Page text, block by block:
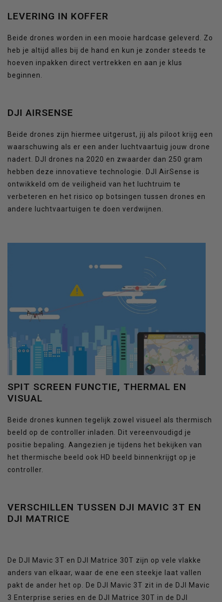
LEVERING IN KOFFER
Beide drones worden in een mooie hardcase geleverd. Zo
heb je altijd alles bij de hand en kun je zonder steeds te
hoeven inpakken direct vertrekken en aan je klus
beginnen.
DJI AIRSENSE
Beide drones zijn hiermee uitgerust, jij als piloot krijg een
waarschuwing als er een ander luchtvaartuig jouw drone
nadert. DJI drones na 2020 en zwaarder dan 250 gram
hebben deze innovatieve technologie. DJI AirSense is
ontwikkeld om de veiligheid van het luchtruim te
verbeteren en het risico op botsingen tussen drones en
andere luchtvaartuigen te doen verdwijnen.
SPIT SCREEN FUNCTIE, THERMAL EN
VISUAL
Beide drones kunnen tegelijk zowel visueel als thermisch
beeld op de controller inladen. Dit vereenvoudigd je
positie bepaling. Aangezien je tijdens het bekijken van
het thermische beeld ook HD beeld binnenkrijgt op je
controller.
VERSCHILLEN TUSSEN DJI MAVIC 3T EN
DJI MATRICE
De DJI Mavic 3T en DJI Matrice 30T zijn op vele vlakke
anders van elkaar, waar de ene een steekje laat vallen
pakt de ander het op. De DJI Mavic 3T zit in de DJI Mavic
3 Enterprise series en de DJI Matrice 30T in de DJI